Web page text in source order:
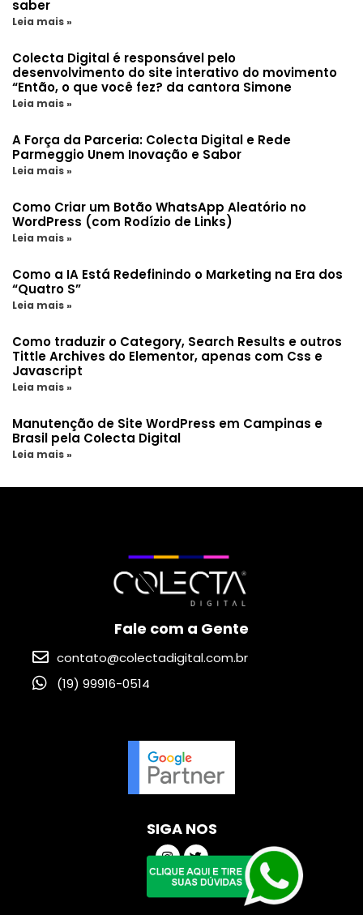
saber
Leia mais »
Colecta Digital é responsável pelo
desenvolvimento do site interativo do movimento
“Então, o que você fez? da cantora Simone
Leia mais »
A Força da Parceria: Colecta Digital e Rede
Parmeggio Unem Inovação e Sabor
Leia mais »
Como Criar um Botão WhatsApp Aleatório no
WordPress (com Rodízio de Links)
Leia mais »
Como a IA Está Redefinindo o Marketing na Era dos
“Quatro S”
Leia mais »
Como traduzir o Category, Search Results e outros
Tittle Archives do Elementor, apenas com Css e
Javascript
Leia mais »
Manutenção de Site WordPress em Campinas e
Brasil pela Colecta Digital
Leia mais »
Fale com a Gente
contato@colectadigital.com.br
(19) 99916-0514
SIGA NOS